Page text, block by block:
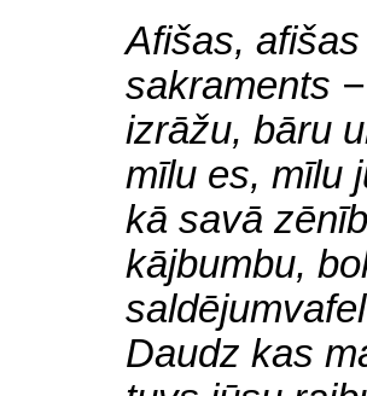
Afišas,
sakraments −
izrāžu, bāru
mīlu es, mīlu
kā savā
kājbumbu,
Daudz kas